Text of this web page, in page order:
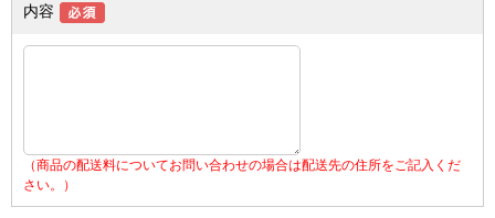
内容
（商品の配送料についてお問い合わせの場合は配送先の住所をご記入くだ
さい。）